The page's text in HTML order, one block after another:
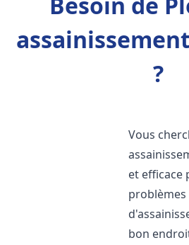
?
Vous
et efficace
bon